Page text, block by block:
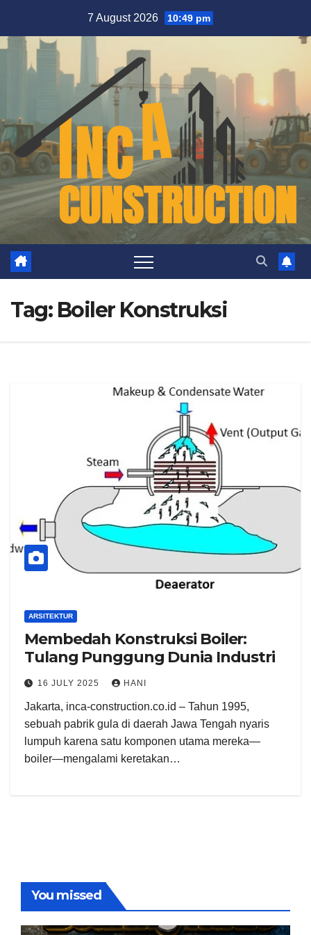
content
7 August 2026 10:49 pm
Tag: Boiler Konstruksi
ARSITEKTUR
Membedah Konstruksi Boiler:
Tulang Punggung Dunia Industri
16 JULY 2025 HANI
Jakarta, inca-construction.co.id – Tahun 1995,
sebuah pabrik gula di daerah Jawa Tengah nyaris
lumpuh karena satu komponen utama mereka—
boiler—mengalami keretakan…
You missed